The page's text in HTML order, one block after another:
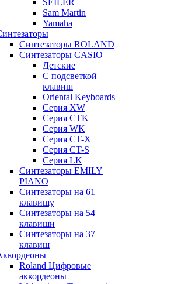
Sam Martin
Yamaha
Синтезаторы ROLAND
Синтезаторы CASIO
Детские
С подсветкой
клавиш
Oriental Keyboards
Cерия XW
Серия CTK
Серия WK
Серия CT-X
Серия CT-S
Серия LK
Синтезаторы EMILY
PIANO
Синтезаторы на 61
клавишу
Синтезаторы на 54
клавиши
Синтезаторы на 37
клавиш
Roland Цифровые
аккордеоны